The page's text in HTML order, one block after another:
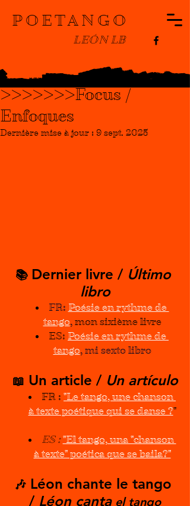
POETANGO
LEÓN LB
>>>>>>>Focus /
Enfoques
Léon Lévy Bencheton
29 août 2025
Dernière mise à jour : 9 sept. 2025
📚 Dernier livre / Último
libro
FR: Poésie en rythme de
tango, mon sixième livre
ES: Poésie en rythme de
tango, mi sexto libro
📖 Un article / Un artículo
FR : "Le tango, une chanson
à texte poétique qui se danse ?"
ES : "El tango, una "chanson
à texte" poética que se baila?"
🎶 Léon chante le tango
/ Léon canta el tango